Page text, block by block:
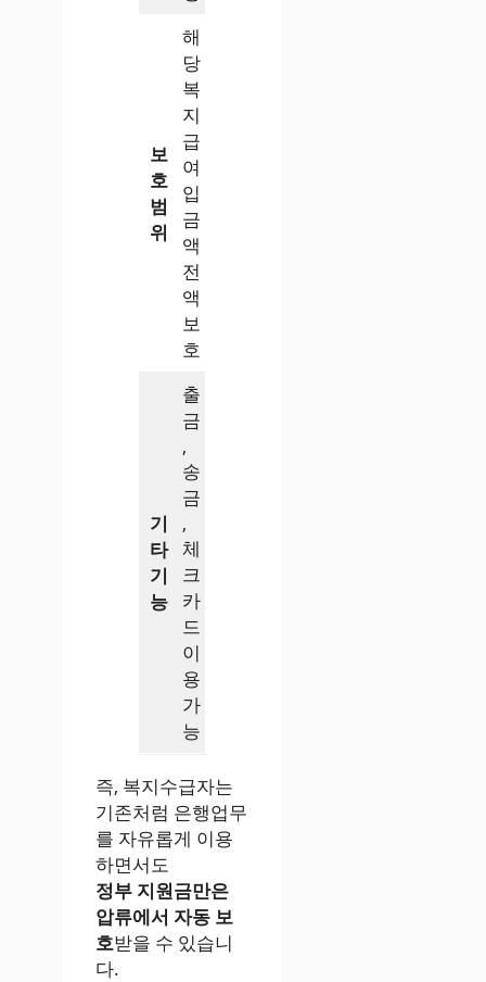
보
호
범
위
해
당
복
지
급
여
입
금
액
전
액
보
호
기
타
기
능
출
금
,
송
금
,
체
크
카
드
이
용
가
능
즉, 복지수급자는
기존처럼 은행업무
를 자유롭게 이용
하면서도
정부 지원금만은
압류에서 자동 보
호받을 수 있습니
다.